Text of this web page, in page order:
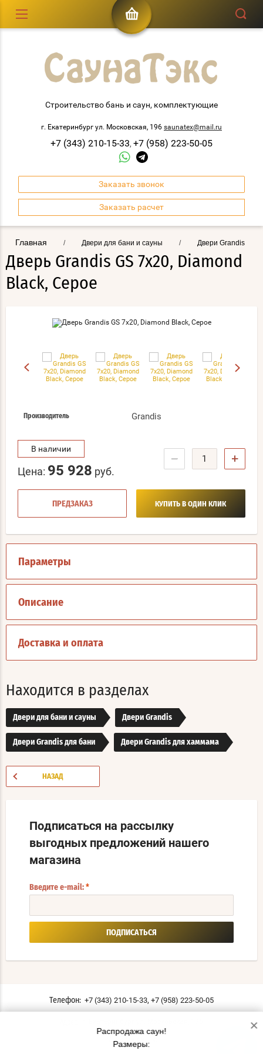
Строительство бань и саун, комплектующие
г. Екатеринбург ул. Московская, 196 saunatex@mail.ru
+7 (343) 210-15-33, +7 (958) 223-50-05
Заказать звонок
Заказать расчет
Главная / Двери для бани и сауны / Двери Grandis
Дверь Grandis GS 7x20, Diamond
Black, Серое
Производитель Grandis
В наличии
Цена: 95 928 руб.
− +
ПРЕДЗАКАЗ КУПИТЬ В ОДИН КЛИК
Параметры
Описание
Доставка и оплата
Находится в разделах
Двери для бани и сауны Двери Grandis
Двери Grandis для бани Двери Grandis для хаммама
НАЗАД
Подписаться на рассылку
выгодных предложений нашего
магазина
Введите e-mail: *
ПОДПИСАТЬСЯ
Телефон: +7 (343) 210-15-33, +7 (958) 223-50-05
Мы в соцсетях:
Распродажа саун!
Размеры:
×